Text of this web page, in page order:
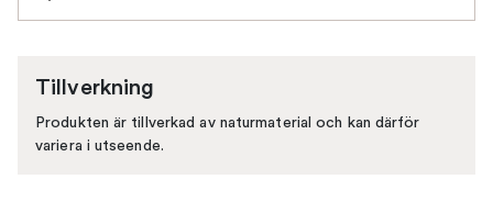
Tillverkning
Produkten är tillverkad av naturmaterial och kan därför
variera i utseende.